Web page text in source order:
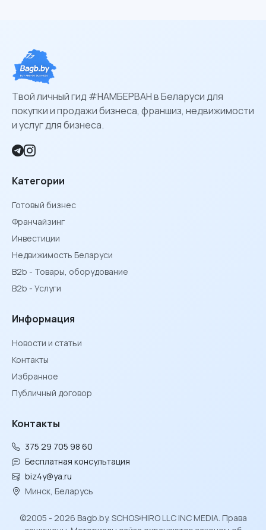
Твой личный гид #НАМБЕРВАН в Беларуси для
покупки и продажи бизнеса, франшиз, недвижимости
и услуг для бизнеса.
Категории
Готовый бизнес
Франчайзинг
Инвестиции
Недвижимость Беларуси
B2b - Товары, оборудование
B2b - Услуги
Информация
Новости и статьи
Контакты
Избранное
Публичный договор
Контакты
375 29 705 98 60
Бесплатная консультация
biz4y@ya.ru
Минск, Беларусь
©2005 - 2026 Bagb.by. SCHOSᶳHIRO LLC INC MEDIA. Права